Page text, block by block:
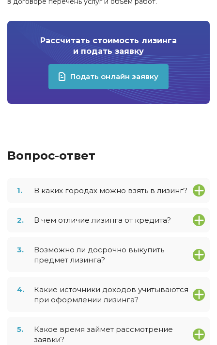
Рассчитать стоимость лизинга
и подать заявку
Подать онлайн заявку
Вопрос-ответ
1. В каких городах можно взять в лизинг?
2. В чем отличие лизинга от кредита?
3.
Возможно ли досрочно выкупить
предмет лизинга?
4.
Какие источники доходов учитываются
при оформлении лизинга?
5.
Какое время займет рассмотрение
заявки?